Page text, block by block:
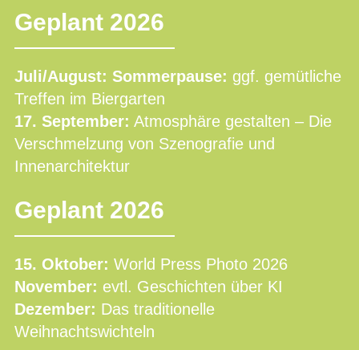
Geplant 2026
Juli/August: Sommerpause: ggf. gemütliche
Treffen im Biergarten
17. September: Atmosphäre gestalten – Die
Verschmelzung von Szenografie und
Innenarchitektur
Geplant 2026
15. Oktober: World Press Photo 2026
November: evtl. Geschichten über KI
Dezember: Das traditionelle
Weihnachtswichteln